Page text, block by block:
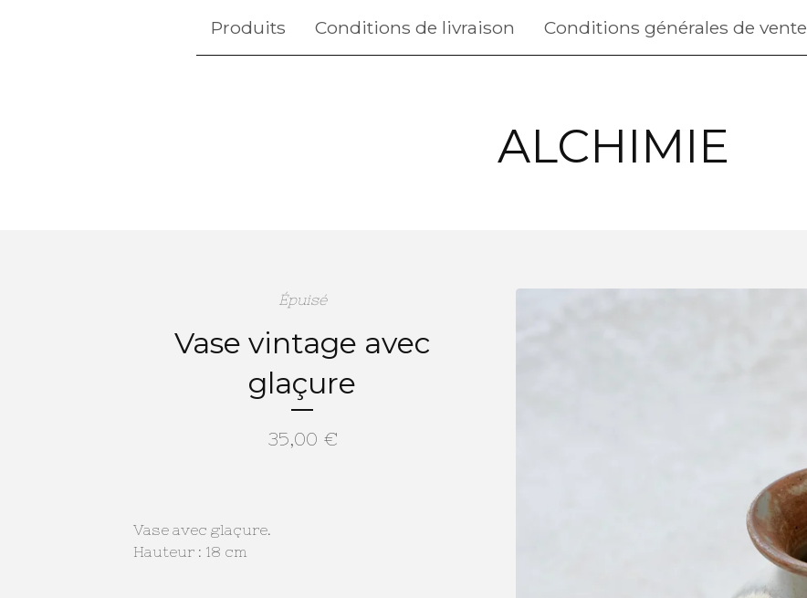
Produits Conditions de livraison Conditions générales de vente
ALCHIMIE
Épuisé
Vase vintage avec
glaçure
35,00 €
Vase avec glaçure.
Hauteur : 18 cm